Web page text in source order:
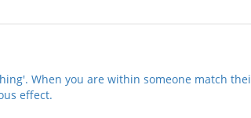
When you are within someone match
effect.